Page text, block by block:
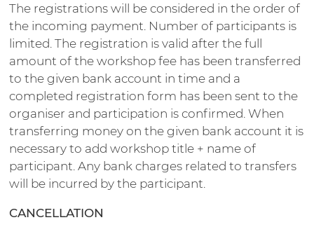
The registrations will be considered in the order of
the incoming payment. Number of participants is
limited. The registration is valid after the full
amount of the workshop fee has been transferred
to the given bank account in time and a
completed registration form has been sent to the
organiser and participation is confirmed. When
transferring money on the given bank account it is
necessary to add workshop title + name of
participant. Any bank charges related to transfers
will be incurred by the participant.
CANCELLATION